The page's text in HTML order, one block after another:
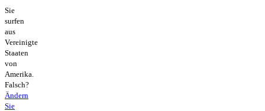
Sie
surfen
aus
Vereinigte
Staaten
von
Amerika.
Falsch?
Ändern
Sie